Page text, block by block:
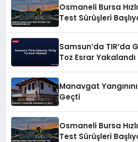
Osmaneli Bursa
Test Sürüşleri
Samsun’da TIR’da
Toz Esrar Yakalandı
Manavgat
Geçti
Osmaneli Bursa
Test Sürüşleri